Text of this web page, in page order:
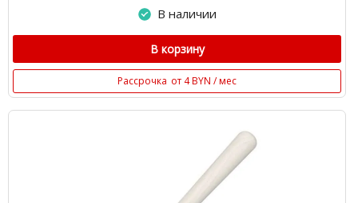
В наличии
В корзину
Рассрочка от 4 BYN / мес